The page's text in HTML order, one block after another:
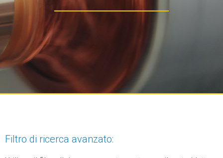
Filtro di ricerca avanzato: